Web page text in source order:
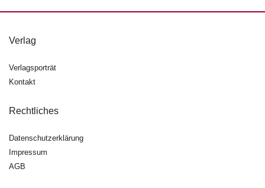
Verlag
Verlagsporträt
Kontakt
Rechtliches
Datenschutzerklärung
Impressum
AGB